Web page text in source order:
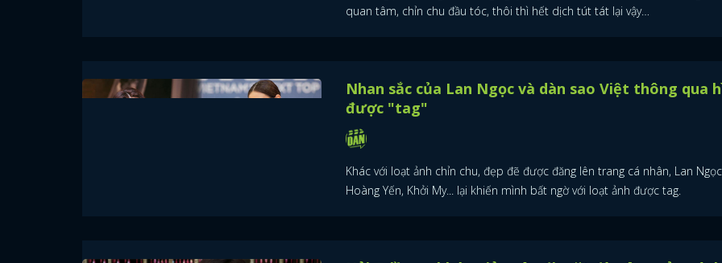
quan tâm, chỉn chu đầu tóc, thôi thì hết dịch tút tát lại vậy…
Nhan sắc của Lan Ngọc và dàn sao Việt thông qua
được "tag"
Khác với loạt ảnh chỉn chu, đẹp đẽ được đăng lên trang cá nhân, Lan
Hoàng Yến, Khởi My... lại khiến mình bất ngờ với loạt ảnh được tag.